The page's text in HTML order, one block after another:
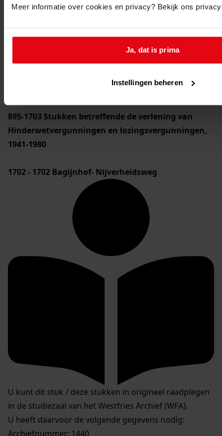
Meer informatie over cookies en privacy? Bekijk ons
Ja, dat is prima
Instellingen beheren
2. Stukken betreffende bijzondere onderwerpen
2.2. Taakuitoefening
895-1703 Stukken betreffende de verlening van
Hinderwetvergunningen en lozingsvergunningen,
1941-1980
1702 - 1702 Bagijnhof- Nijverheidsweg
U kunt dit stuk / deze stukken in origineel raadplegen
in de studiezaal van het Westfries Archief (WFA).
U heeft daarvoor de volgende gegevens nodig:
Archiefnummer: 1440